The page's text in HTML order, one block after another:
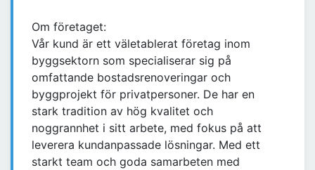
Om företaget:
Vår kund är ett väletablerat företag inom
byggsektorn som specialiserar sig på
omfattande bostadsrenoveringar och
byggprojekt för privatpersoner. De har en
stark tradition av hög kvalitet och
noggrannhet i sitt arbete, med fokus på att
leverera kundanpassade lösningar. Med ett
starkt team och goda samarbeten med